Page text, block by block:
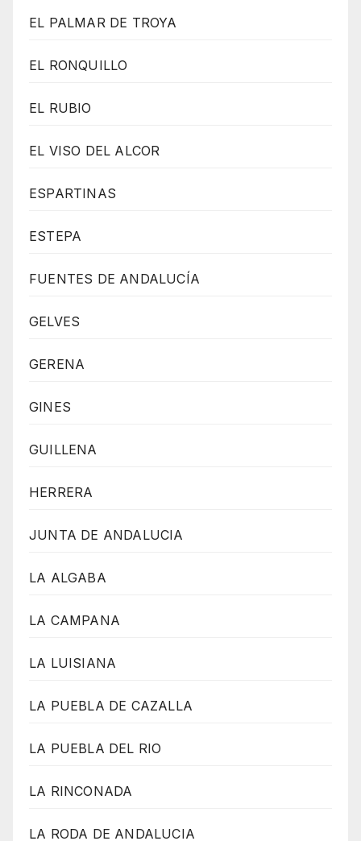
EL PALMAR DE TROYA
EL RONQUILLO
EL RUBIO
EL VISO DEL ALCOR
ESPARTINAS
ESTEPA
FUENTES DE ANDALUCÍA
GELVES
GERENA
GINES
GUILLENA
HERRERA
JUNTA DE ANDALUCIA
LA ALGABA
LA CAMPANA
LA LUISIANA
LA PUEBLA DE CAZALLA
LA PUEBLA DEL RIO
LA RINCONADA
LA RODA DE ANDALUCIA